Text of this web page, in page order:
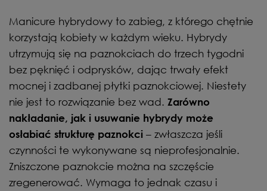
Manicure hybrydowy to zabieg, z którego chętnie
korzystają kobiety w każdym wieku. Hybrydy
utrzymują się na paznokciach do trzech tygodni
bez pęknięć i odprysków, dając trwały efekt
mocnej i zadbanej płytki paznokciowej. Niestety
nie jest to rozwiązanie bez wad. Zarówno
nakładanie, jak i usuwanie hybrydy może
osłabiać strukturę paznokci – zwłaszcza jeśli
czynności te wykonywane są nieprofesjonalnie.
Zniszczone paznokcie można na szczęście
zregenerować. Wymaga to jednak czasu i